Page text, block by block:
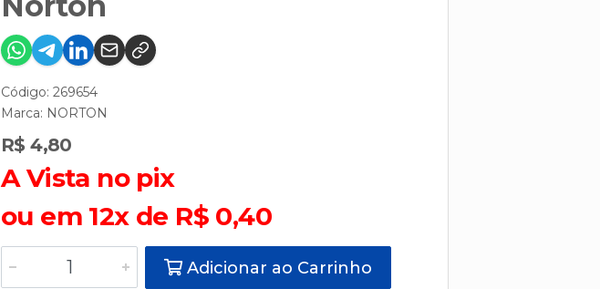
Código: 269654
Marca: NORTON
R$ 4,80
A Vista no pix
ou em 12x de R$ 0,40
Adicionar ao Carrinho